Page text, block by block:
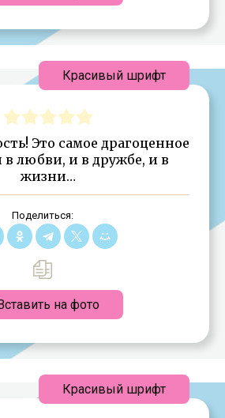
Это самое драгоценное
в любви, и в дружбе, и в
жизни…
Поделиться:
на фото
Красивый шрифт
Красивый шрифт